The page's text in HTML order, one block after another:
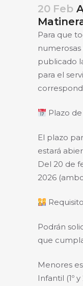
20 Feb
Para que
publicado
para el
Plazo
El plazo
estará
Del 20 de
2026
Podrán
que
Menores
Infantil (1º